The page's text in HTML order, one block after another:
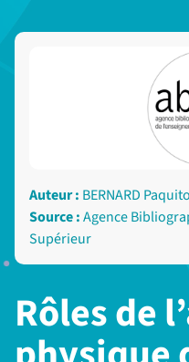
Rôles de
Auteur : BERNARD Paquito
Source :Agence
Supérieur